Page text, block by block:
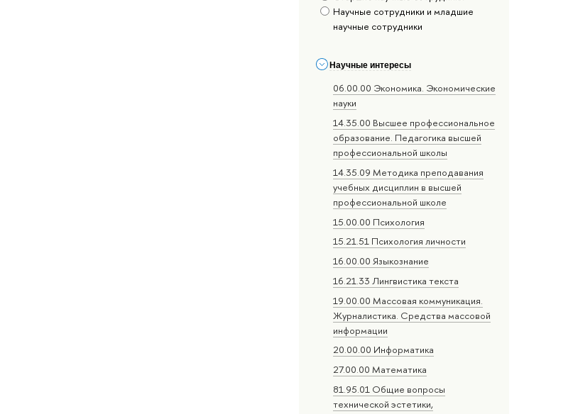
Научные сотрудники и младшие
научные сотрудники
Научные интересы
06.00.00 Экономика. Экономические
науки
14.35.00 Высшее профессиональное
образование. Педагогика высшей
профессиональной школы
14.35.09 Методика преподавания
учебных дисциплин в высшей
профессиональной школе
15.00.00 Психология
15.21.51 Психология личности
16.00.00 Языкознание
16.21.33 Лингвистика текста
19.00.00 Массовая коммуникация.
Журналистика. Средства массовой
информации
20.00.00 Информатика
27.00.00 Математика
81.95.01 Общие вопросы
технической эстетики,